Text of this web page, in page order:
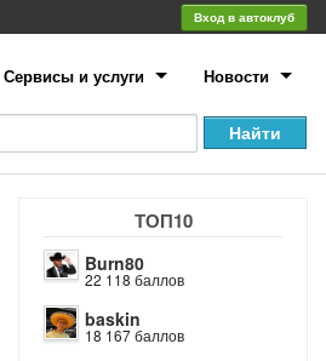
Вход в автоклуб
Сервисы и услуги Новости
ТОП10
Burn80
22 118 баллов
baskin
18 167 баллов